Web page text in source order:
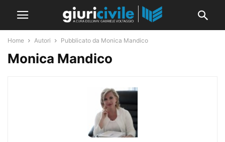
Home Autori Pubblicato da Monica Mandico
Monica Mandico